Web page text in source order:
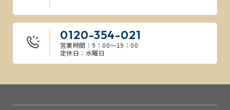
0120-354-021
営業時間：9：00～19：00
定休日：水曜日